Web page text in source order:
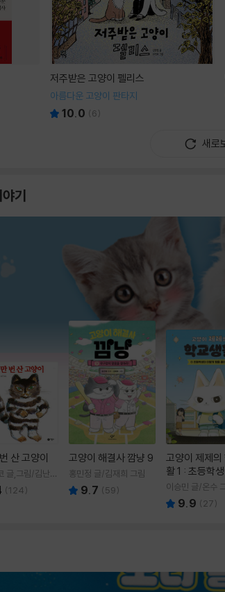
저주받은 고양이 펠리스
아름다운 고양이 판타지
10.0 (6)
새로
기
산 고양이
글,그림/김난주
(124)
고양이 해결사 깜냥 9
홍민정 글/김재희 그림
9.7 (59)
고양이 제제의
활 1 : 초등학
렇게 힘들 줄이
이승민 글/온수
9.9 ( 27)